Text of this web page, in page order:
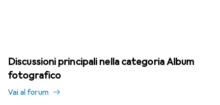
Discussioni principali nella categoria Album
fotografico
Vai al forum